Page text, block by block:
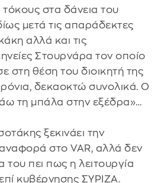
στα δάνεια του
μετά τις απαράδεκτες
αλλά και τις
Στουρνάρα τον οποίο
στη θέση του διοικητή της
δεκαοκτώ συνολικά. Ο
τη μπάλα στην εξέδρα»…
ξεκινάει την
στο VAR, αλλά δεν
του πει πως η λειτουργία
κυβέρνησης ΣΥΡΙΖΑ.